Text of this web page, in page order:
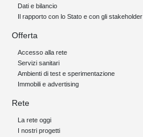
Dati e bilancio
Il rapporto con lo Stato e con gli stakeholder
Offerta
Accesso alla rete
Servizi sanitari
Ambienti di test e sperimentazione
Immobili e advertising
Rete
La rete oggi
I nostri progetti